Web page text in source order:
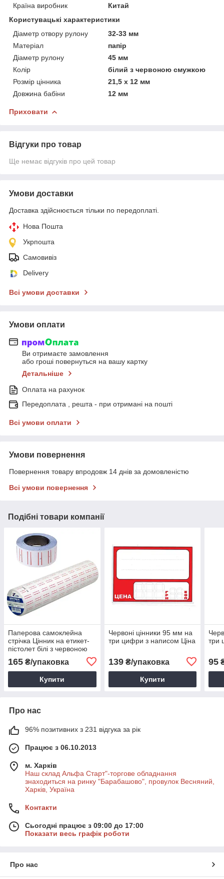
Країна виробник
Китай
Користувацькi характеристики
Діаметр отвору рулону
32-33 мм
Матеріал
папір
Діаметр рулону
45 мм
Колір
білий з червоною смужкою
Розмір цінника
21,5 х 12 мм
Довжина бабіни
12 мм
Приховати
Відгуки про товар
Ще немає відгуків про цей товар
Умови доставки
Доставка здійснюється тільки по передоплаті.
Нова Пошта
Укрпошта
Самовивіз
Delivery
Всі умови доставки
Умови оплати
Ви отримаєте замовлення
або гроші повернуться на вашу картку
Детальніше
Оплата на рахунок
Передоплата , решта - при отримані на пошті
Всі умови оплати
Умови повернення
Повернення товару впродовж 14 днів за домовленістю
Всі умови повернення
Подібні товари компанії
Паперова самоклейна
стрічка Цінник на етикет-
пістолет білі з червоною
165 ₴/упаковка
Купити
Червоні цінники 95 мм на
три цифри з написом Ціна
139₴/упаковка
Купити
три
95
Про нас
96% позитивних з 231 відгука за рік
Працює з 06.10.2013
м. Харків
Наш склад Альфа Старт"-торгове обладнання
знаходиться на ринку "Барабашово", провулок Весняний,
Харків, Україна
Контакти
Сьогодні працює з 09:00 до 17:00
Показати весь графік роботи
Про нас